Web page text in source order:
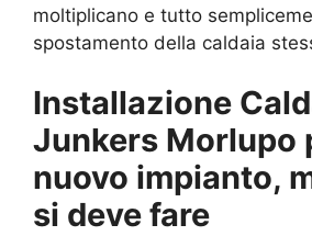
moltiplicano e tutto
spostamento della caldaia
Installazione
Junkers Morlupo
nuovo impianto,
si deve fare